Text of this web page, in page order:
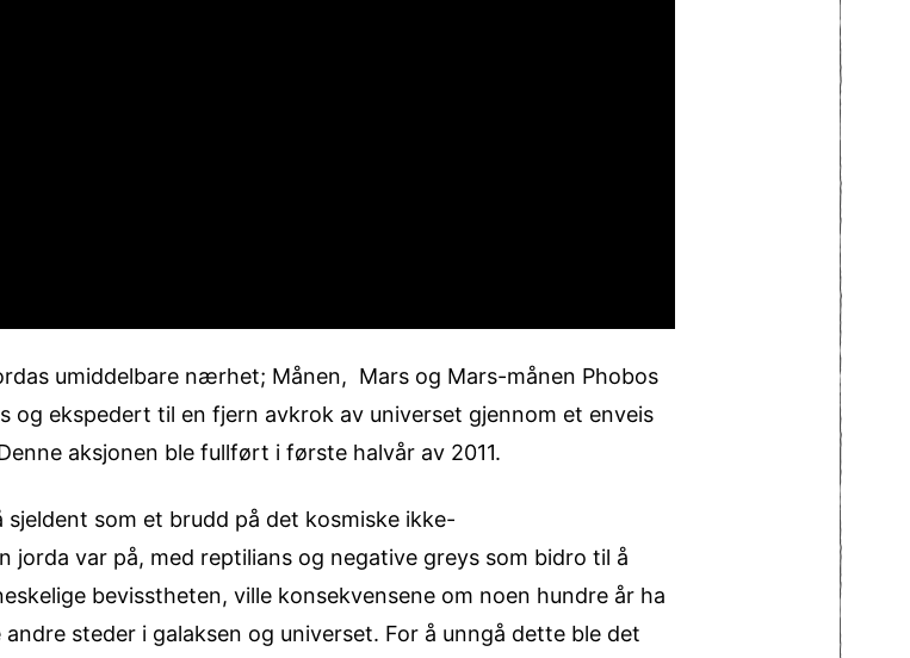
umiddelbare nærhet; Månen, Mars og Mars-månen Phobos
ekspedert til en fjern avkrok av universet gjennom et enveis
aksjonen ble fullført i første halvår av 2011.
som et brudd på det kosmiske ikke-
jorda var på, med reptilians og negative greys som bidro til å
bevisstheten, ville konsekvensene om noen hundre år ha
steder i galaksen og universet. For å unngå dette ble det